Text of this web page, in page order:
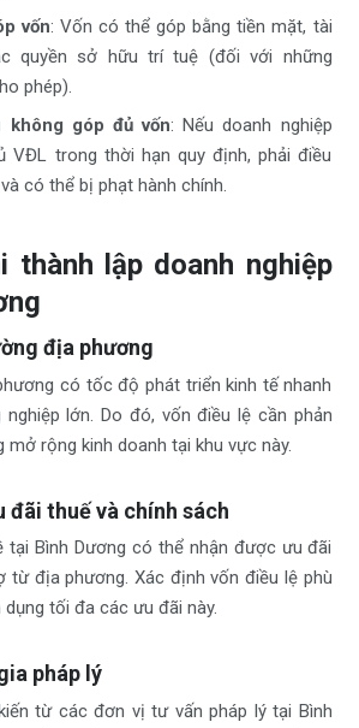
vốn: Vốn có thể góp bằng tiền mặt, tài
quyền sở hữu trí tuệ (đối với những
phép).
không góp đủ vốn: Nếu doanh nghiệp
VĐL trong thời hạn quy định, phải điều
có thể bị phạt hành chính.
thành lập doanh nghiệp
địa phương
có tốc độ phát triển kinh tế nhanh
nghiệp lớn. Do đó, vốn điều lệ cần phản
mở rộng kinh doanh tại khu vực này.
đãi thuế và chính sách
tại Bình Dương có thể nhận được ưu đãi
từ địa phương. Xác định vốn điều lệ phù
tối đa các ưu đãi này.
pháp lý
từ các đơn vị tư vấn pháp lý tại Bình